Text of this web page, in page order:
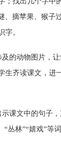
、摘苹果、猴子
字。
的动物图片，
生齐读课文，进
课文中的句子
“丛林”“嬉戏”等